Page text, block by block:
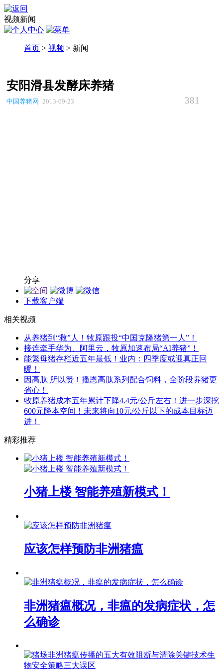
视频新闻
首页 > 视频 > 新闻
安阳滑县发酵床养猪
中国养猪网 2013-09-23 381
分享
下载客户端
相关视频
从养猪到“救”人！牧原跟投“中国克隆猪第一人”！
接连牵手华为、阿里云，牧原加速布局“AI养猪”！
能繁母猪存栏近五年最低！业内：四季度或迎真正回
暖！
因高肽 所以赞！播恩高肽系列配合饲料，全阶段养猪更
省心！
牧原养猪成本五年累计下降4.4元/公斤左右！进一步深挖
600元降本空间！未来将向10元/公斤以下的成本目标迈
进！
精彩推荐
小猪上楼 智能养殖新模式！
应该怎样预防非洲猪瘟
非洲猪瘟概况，非瘟的发病症状，怎
么确诊